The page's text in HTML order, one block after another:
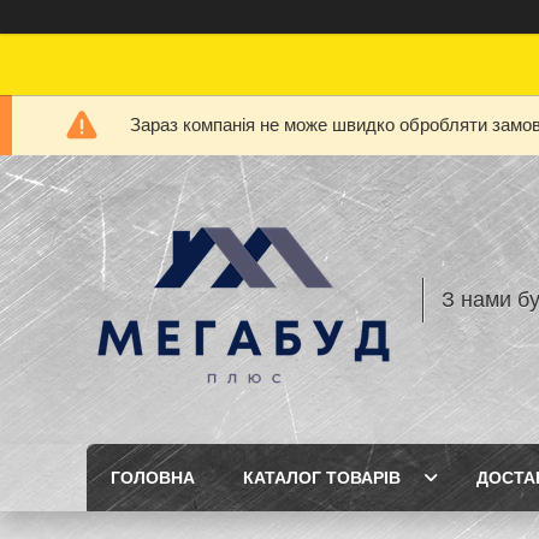
Зараз компанія не може швидко обробляти
З нами
ГОЛОВНА КАТАЛОГ ТОВАРІВ